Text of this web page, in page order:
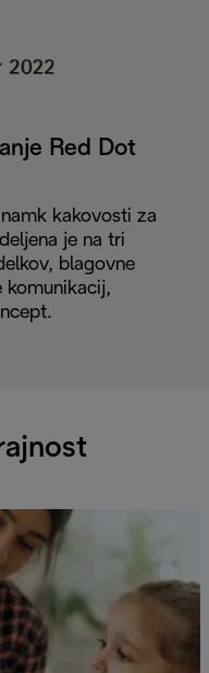
Red Dot
kakovosti za
je na tri
blagovne
komunikacij,